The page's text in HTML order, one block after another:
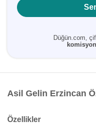
Düğün.com,
Asil Gelin Erzincan
Özellikler